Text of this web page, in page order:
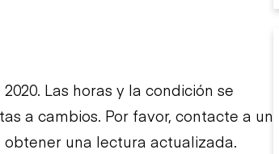
Las horas y la condición se
a cambios. Por favor, contacte a un
una lectura actualizada.